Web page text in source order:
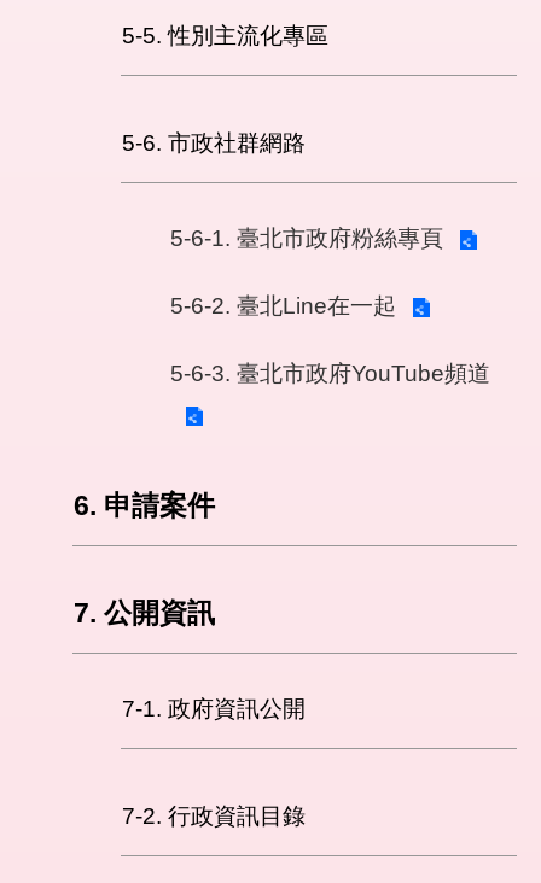
5-5. 性別主流化專區
5-6. 市政社群網路
5-6-1. 臺北市政府粉絲專頁
5-6-2. 臺北Line在一起
5-6-3. 臺北市政府YouTube頻道
6. 申請案件
7. 公開資訊
7-1. 政府資訊公開
7-2. 行政資訊目錄